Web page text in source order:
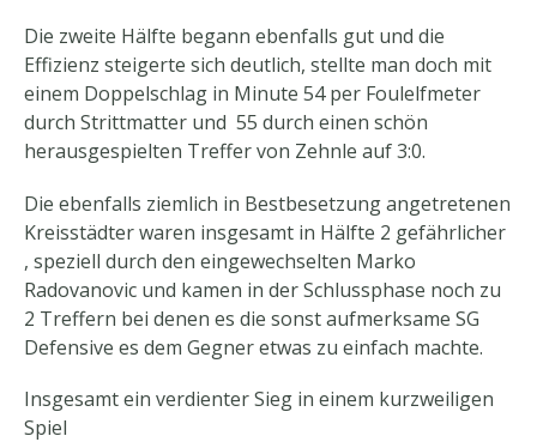
Die zweite Hälfte begann ebenfalls gut und die
Effizienz steigerte sich deutlich, stellte man doch mit
einem Doppelschlag in Minute 54 per Foulelfmeter
durch Strittmatter und 55 durch einen schön
herausgespielten Treffer von Zehnle auf 3:0.
Die ebenfalls ziemlich in Bestbesetzung angetretenen
Kreisstädter waren insgesamt in Hälfte 2 gefährlicher
, speziell durch den eingewechselten Marko
Radovanovic und kamen in der Schlussphase noch zu
2 Treffern bei denen es die sonst aufmerksame SG
Defensive es dem Gegner etwas zu einfach machte.
Insgesamt ein verdienter Sieg in einem kurzweiligen
Spiel